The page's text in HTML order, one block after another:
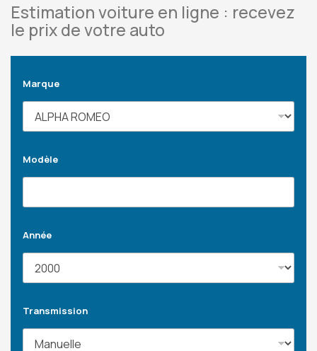
Estimation voiture en ligne : recevez
le prix de votre auto
Marque
Modèle
Année
Transmission